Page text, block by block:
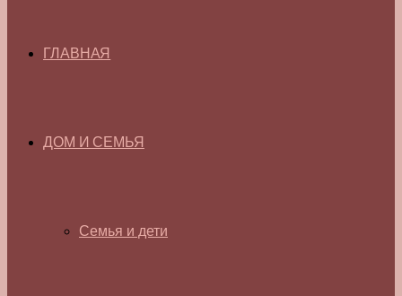
ГЛАВНАЯ
ДОМ И СЕМЬЯ
Семья и дети